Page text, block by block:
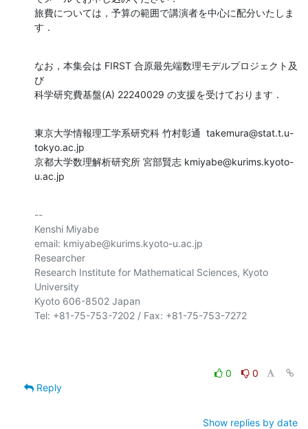
旅費については，予算の範囲で講演者を中心に配分いたしま
す．
なお，本集会は FIRST 合原最先端数理モデルプロジェクト及
び
科学研究費基盤(A) 22240029 の支援を受けております．
東京大学情報理工学系研究科 竹村彰通  takemura@stat.t.u-
tokyo.ac.jp
京都大学数理解析研究所 宮部賢志 kmiyabe@kurims.kyoto-
u.ac.jp
--
Kenshi Miyabe
email: kmiyabe@kurims.kyoto-u.ac.jp
Researcher
Research Institute for Mathematical Sciences, Kyoto
University
Kyoto 606-8502 Japan
Tel: +81-75-753-7202 / Fax: +81-75-753-7272
0
0
Reply
Show replies by date